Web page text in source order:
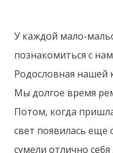
У каждой мало-
познакомиться с
Родословная нашей
Мы долгое время
Потом, когда
свет появилась еще
сумели отлично